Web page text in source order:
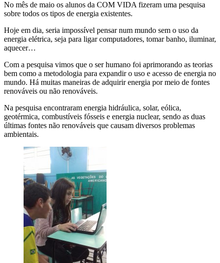
No mês de maio os alunos da COM VIDA fizeram uma pesquisa
sobre todos os tipos de energia existentes.
Hoje em dia, seria impossível pensar num mundo sem o uso da
energia elétrica, seja para ligar computadores, tomar banho, iluminar,
aquecer…
Com a pesquisa vimos que o ser humano foi aprimorando as teorias
bem como a metodologia para expandir o uso e acesso de energia no
mundo. Há muitas maneiras de adquirir energia por meio de fontes
renováveis ou não renováveis.
Na pesquisa encontraram energia hidráulica, solar, eólica,
geotérmica, combustíveis fósseis e energia nuclear, sendo as duas
últimas fontes não renováveis que causam diversos problemas
ambientais.